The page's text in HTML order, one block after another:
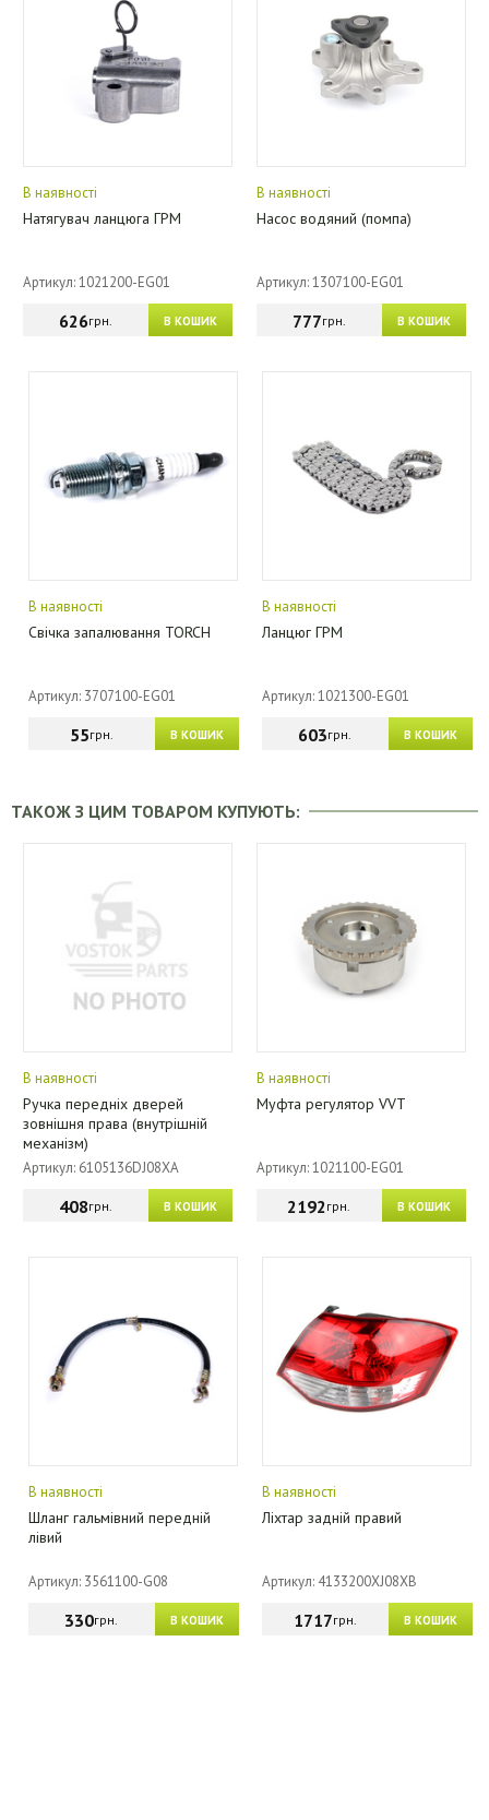
В наявності
Натягувач ланцюга ГРМ
Артикул: 1021200-EG01
В КОШИК
626грн.
В наявності
Насос водяний (помпа)
Артикул: 1307100-EG01
В КОШИК
777грн.
В наявності
Свічка запалювання TORCH
Артикул: 3707100-EG01
В КОШИК
55грн.
В наявності
Ланцюг ГРМ
Артикул: 1021300-EG01
В КОШИК
603грн.
ТАКОЖ З ЦИМ ТОВАРОМ КУПУЮТЬ:
В наявності
Ручка передніх дверей
зовнішня права (внутрішній
механізм)
Артикул: 6105136DJ08XA
В КОШИК
408грн.
В наявності
Муфта регулятор VVT
Артикул: 1021100-EG01
В КОШИК
2192грн.
В наявності
Шланг гальмівний передній
лівий
Артикул: 3561100-G08
В КОШИК
330грн.
В наявності
Ліхтар задній правий
Артикул: 4133200XJ08XB
В КОШИК
1717грн.